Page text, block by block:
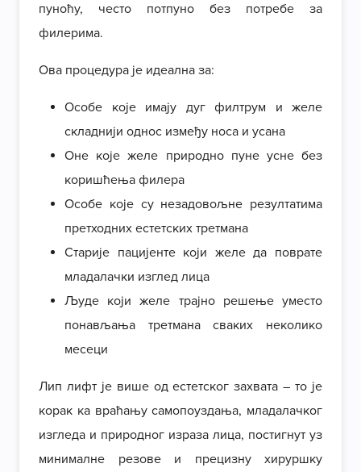
пуноћу, често потпуно без потребе за
филерима.
Ова процедура је идеална за:
Особе које имају дуг филтрум и желе
складнији однос између носа и усана
Оне које желе природно пуне усне без
коришћења филера
Особе које су незадовољне резултатима
претходних естетских третмана
Старије пацијенте који желе да поврате
младалачки изглед лица
Људе који желе трајно решење уместо
понављања третмана сваких неколико
месеци
Лип лифт је више од естетског захвата – то је
корак ка враћању самопоуздања, младалачког
изгледа и природног израза лица, постигнут уз
минималне резове и прецизну хируршку